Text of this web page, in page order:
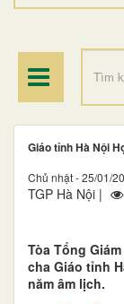
ĐIỂM HÀNH
Giáo tỉnh Hà Nội
Chủ nhật - 25/01/
TGP Hà Nội |
Tòa Tổng
cha Giáo tỉnh
năm âm lịch.